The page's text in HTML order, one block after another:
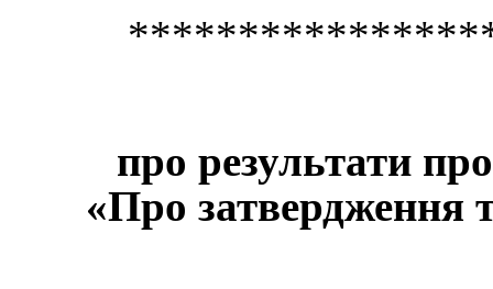
про результати
«Про затвердження